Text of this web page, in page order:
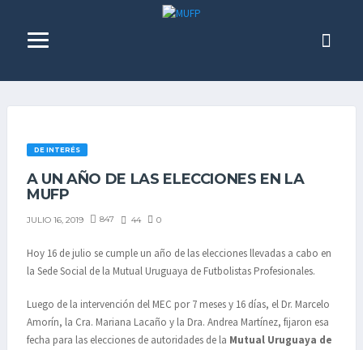
DE INTERÉS
A UN AÑO DE LAS ELECCIONES EN LA
MUFP
JULIO 16, 2019 847 44 0
Hoy 16 de julio se cumple un año de las elecciones llevadas a cabo en
la Sede Social de la Mutual Uruguaya de Futbolistas Profesionales.
Luego de la intervención del MEC por 7 meses y 16 días, el Dr. Marcelo
Amorín, la Cra. Mariana Lacaño y la Dra. Andrea Martínez, fijaron esa
fecha para las elecciones de autoridades de la Mutual Uruguaya de